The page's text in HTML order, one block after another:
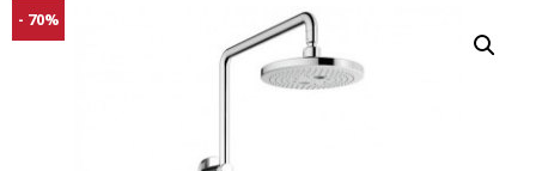
- 70%